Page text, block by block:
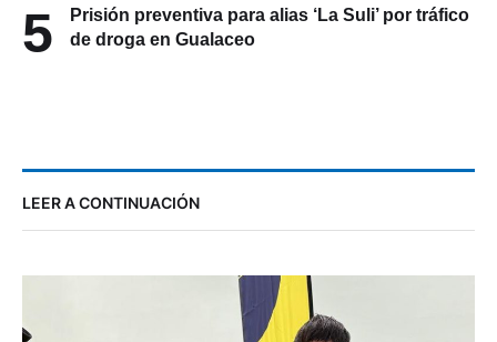
5
Prisión preventiva para alias ‘La Suli’ por tráfico
de droga en Gualaceo
LEER A CONTINUACIÓN